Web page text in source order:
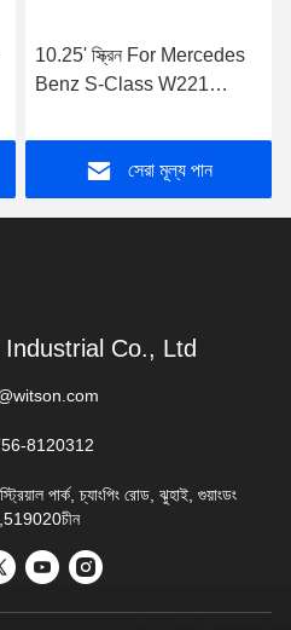
10.25' স্ক্রিন For Mercedes
Benz S-Class W221
NTG3.0/3.5 অ্যান্ড্রয়েড
মাল্টিমিডিয়া প্লেয়ারসেরা মূল্য পান
Co., Ltd
8120312
পার্ক, চ্যাংপিং রোড, ঝুহাই, গুয়াংডং